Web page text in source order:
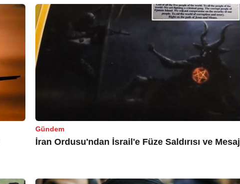
Gündem
İran Ordusu'ndan İsrail'e Füze Saldırısı ve Mesaj